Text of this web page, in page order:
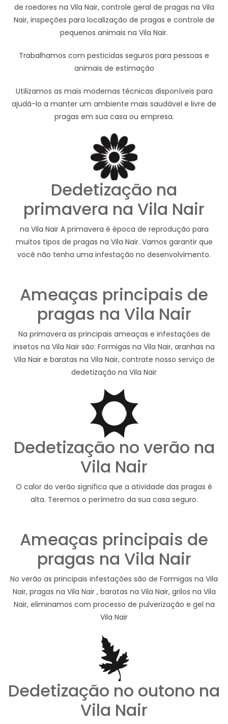
de roedores na Vila Nair, controle geral de pragas na Vila
Nair, inspeções para localização de pragas e controle de
pequenos animais na Vila Nair.
Trabalhamos com pesticidas seguros para pessoas e
animais de estimação
Utilizamos as mais modernas técnicas disponíveis para
ajudá-lo a manter um ambiente mais saudável e livre de
pragas em sua casa ou empresa.
Dedetização na
primavera na Vila Nair
na Vila Nair A primavera é época de reprodução para
muitos tipos de pragas na Vila Nair. Vamos garantir que
você não tenha uma infestação no desenvolvimento.
Ameaças principais de
pragas na Vila Nair
Na primavera as principais ameaças e infestações de
insetos na Vila Nair são: Formigas na Vila Nair, aranhas na
Vila Nair e baratas na Vila Nair, contrate nosso serviço de
dedetização na Vila Nair
Dedetização no verão na
Vila Nair
O calor do verão significa que a atividade das pragas é
alta. Teremos o perímetro da sua casa seguro.
Ameaças principais de
pragas na Vila Nair
No verão as principais infestações são de Formigas na Vila
Nair, pragas na Vila Nair , baratas na Vila Nair, grilos na Vila
Nair, eliminamos com processo de pulverização e gel na
Vila Nair
Dedetização no outono na
Vila Nair